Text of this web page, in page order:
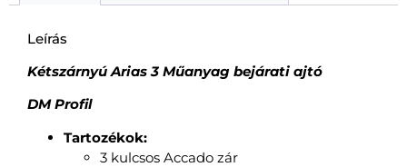
Leírás
Kétszárnyú Arias 3 Műanyag bejárati ajtó
DM Profil
Tartozékok:
3 kulcsos Accado zár